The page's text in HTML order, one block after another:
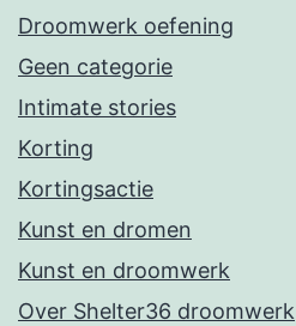
Droomwerk oefening
Geen categorie
Intimate stories
Korting
Kortingsactie
Kunst en dromen
Kunst en droomwerk
Over Shelter36 droomwerk